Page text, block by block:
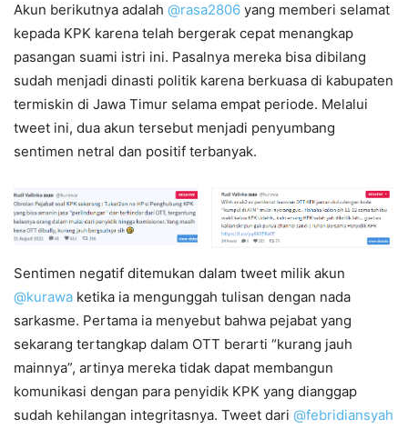
Akun berikutnya adalah @rasa2806 yang memberi selamat
kepada KPK karena telah bergerak cepat menangkap
pasangan suami istri ini. Pasalnya mereka bisa dibilang
sudah menjadi dinasti politik karena berkuasa di kabupaten
termiskin di Jawa Timur selama empat periode. Melalui
tweet ini, dua akun tersebut menjadi penyumbang
sentimen netral dan positif terbanyak.
Sentimen negatif ditemukan dalam tweet milik akun
@kurawa ketika ia mengunggah tulisan dengan nada
sarkasme. Pertama ia menyebut bahwa pejabat yang
sekarang tertangkap dalam OTT berarti “kurang jauh
mainnya”, artinya mereka tidak dapat membangun
komunikasi dengan para penyidik KPK yang dianggap
sudah kehilangan integritasnya. Tweet dari @febridiansyah